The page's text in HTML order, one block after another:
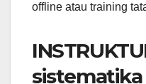
offline atau training
sistematika